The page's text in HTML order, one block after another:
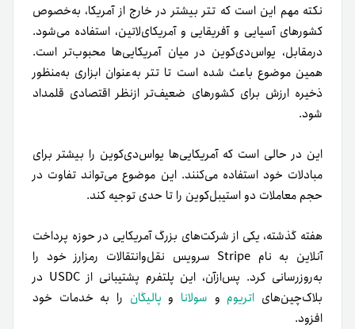
نکته مهم این است که تتر بیشتر در خارج از آمریکا، به‌خصوص
کشورهای آسیایی و آفریقایی و آمریکای‌لاتین، استفاده می‌شود.
درمقابل، یو‌اس‌دی‌کوین در میان آمریکایی‌ها محبوب‌تر است.
همین موضوع باعث شده است تا تتر به‌عنوان ابزاری به‌منظور
ذخیره ارزش برای کشورهای ضعیف‌تر از‌نظر اقتصادی قلمداد
شود.
این در‌ حالی‌ است که آمریکایی‌ها یو‌اس‌دی‌کوین را بیشتر برای
مبادلات خود استفاده می‌کنند. این موضوع می‌تواند تفاوت در
حجم معاملات دو استیبل‌کوین را تا حدی توجیه کند.
هفته گذشته، یکی از شرکت‌های بزرگ آمریکایی در حوزه پرداخت
آنلاین به‌ نام Stripe سرویس نقل‌و‌انتقالات رمزارز خود را
به‌روزرسانی کرد. پس‌از‌آن، این پلتفرم پشتیبانی از USDC در
بلاک‌چین‌های اتریوم و سولانا و پالیگان را به خدمات خود
افزود.